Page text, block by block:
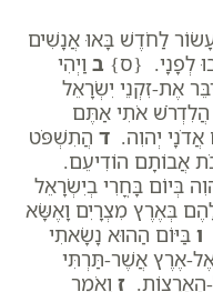
לַחֹדֶשׁ בָּאוּ אֲנָשִׁים
לְפָנָי. {ס} ב וַיְהִי
אֶת-זִקְנֵי יִשְׂרָאֵל
הֲלִדְרֹשׁ אֹתִי אַתֶּם
יְהוִה. ד הֲתִשְׁפֹּט
אֲבוֹתָם הוֹדִיעֵם.
בְּיוֹם בָּחֳרִי בְיִשְׂרָאֵל
בְּאֶרֶץ מִצְרָיִם וָאֶשָּׂא
ו בַּיּוֹם הַהוּא נָשָׂאתִי
אֶרֶץ אֲשֶׁר-תַּרְתִּי
הָאֲרָצוֹת. ז וָאֹמַר